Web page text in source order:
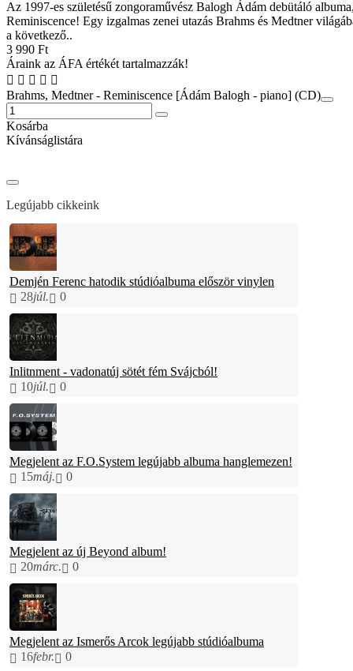
Az 1997-es születésű zongoraművész Balogh Ádám debütáló
Reminiscence! Egy izgalmas zenei utazás Brahms és Medtner
a következő..
3 990 Ft
Áraink az ÁFA értékét tartalmazzák!
Brahms, Medtner - Reminiscence [Ádám Balogh - piano] (CD)
Kosárba
Kívánságlistára
Legújabb cikkeink
Demjén Ferenc hatodik stúdióalbuma először vinylen
28júl. 0
Inlitnment - vadonatúj sötét fém Svájcból!
10júl. 0
Megjelent az F.O.System legújabb albuma hanglemezen!
15máj. 0
Megjelent az új Beyond album!
20márc. 0
Megjelent az Ismerős Arcok legújabb stúdióalbuma
16febr. 0